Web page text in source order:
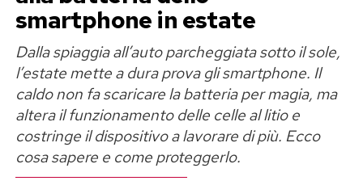
consumato principalmente salato o
aromatizzato al cumino per favorire la
digestione dopo i pasti.
Con il passare del tempo e con l’introduzione
della frutta fresca, è nata la celebre variante al
mango (mango lassi ). La dolcezza naturale del
frutto della passione asiatico si sposa
smartphone in estate
Dalla spiaggia all’auto parcheggiata sotto il sole,
l’estate mette a dura prova gli smartphone. Il
caldo non fa scaricare la batteria per magia, ma
altera il funzionamento delle celle al litio e
costringe il dispositivo a lavorare di più. Ecco
cosa sapere e come proteggerlo.